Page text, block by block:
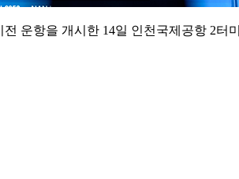
운항을 개시한 14일 인천국제공항 2